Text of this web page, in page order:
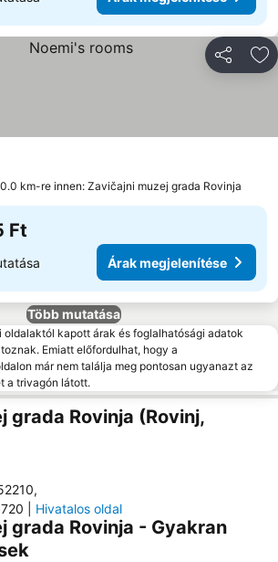
megjelenítése
0.0 km-re innen: Zavičajni muzej grada Rovinja
Ft
Árak megjelenítése
Több mutatása
oldalaktól kapott árak és foglalhatósági adatok
Emiatt előfordulhat, hogy a
már nem találja meg pontosan ugyanazt az
a trivagón látott.
grada Rovinja (Rovinj,
,
Hivatalos oldal
grada Rovinja - Gyakran